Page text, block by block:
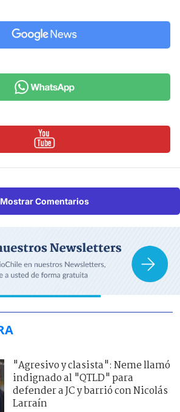
Mostrar Comentarios
"Agresivo y clasista": Neme llamó
indignado al "QTLD" para
defender a JC y barrió con Nicolás
Larraín